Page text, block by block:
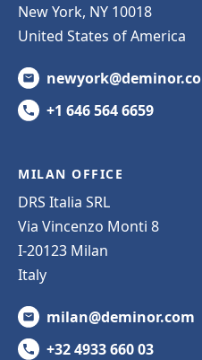
New York, NY 10018
United States of America
+1 646 564 6659
MILAN OFFICE
DRS Italia SRL
Via Vincenzo Monti 8
I-20123 Milan
Italy
milan@deminor.com
+32 4933 660 03